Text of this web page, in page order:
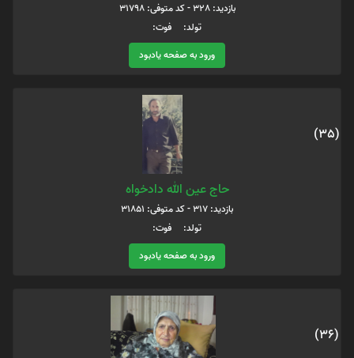
بازدید: 328 - کد متوفی: 31798
تولد: فوت:
ورود به صفحه یادبود
(35)
حاج عين الله دادخواه
بازدید: 317 - کد متوفی: 31851
تولد: فوت:
ورود به صفحه یادبود
(36)